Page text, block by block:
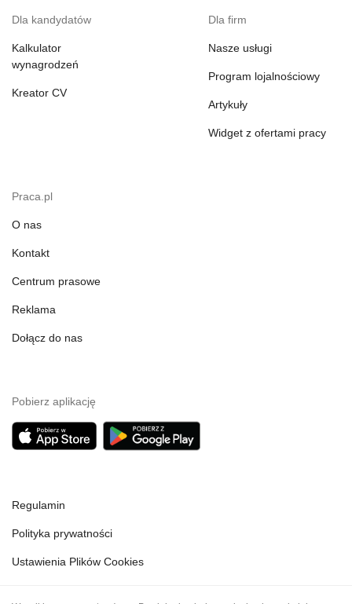
Dla kandydatów
Kalkulator
wynagrodzeń
Kreator CV
Dla firm
Nasze usługi
Program lojalnościowy
Artykuły
Widget z ofertami pracy
Praca.pl
O nas
Kontakt
Centrum prasowe
Reklama
Dołącz do nas
Pobierz aplikację
Regulamin
Polityka prywatności
Ustawienia Plików Cookies